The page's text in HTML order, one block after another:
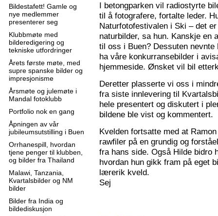
Bildestafett! Gamle og
nye medlemmer
presenterer seg
Klubbmøte med
bilderedigering og
tekniske utfordringer
Årets første møte, med
supre spanske bilder og
impresjonisme
Årsmøte og julemøte i
Mandal fotoklubb
Portfolio nok en gang
Åpningen av vår
jubileumsutstilling i Buen
Orrhanespill, hvordan
tjene penger til klubben,
og bilder fra Thailand
Malawi, Tanzania,
Kvartalsbilder og NM
bilder
Bilder fra India og
bildediskusjon
I betongparken vil radiostyrte
til å fotografere, fortalte leder.
Naturfotofestivalen i Ski – det
naturbilder, sa hun. Kanskje en
til oss i Buen? Dessuten
ha våre konkurransebilder i
hjemmeside. Ønsket vil bil
Deretter plasserte vi oss i
fra siste innlevering til
hele presentert og diskutert i
bildene ble vist og kommentert.
Kvelden fortsatte med at
rawfiler på en grundig og
fra hans side. Også Hilde bidro
hvordan hun gikk fram på eget
lærerik kveld.
Sej